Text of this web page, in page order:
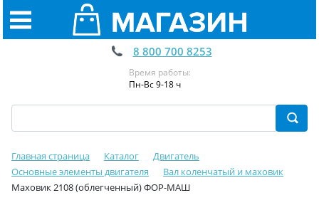
8 800 700 8253
Время работы:
Пн-Вс 9-18 ч
Главная страница Каталог
Двигатель
Основные элементы двигателя
Вал коленчатый и маховик
Маховик 2108 (облегченный) ФОР-МАШ